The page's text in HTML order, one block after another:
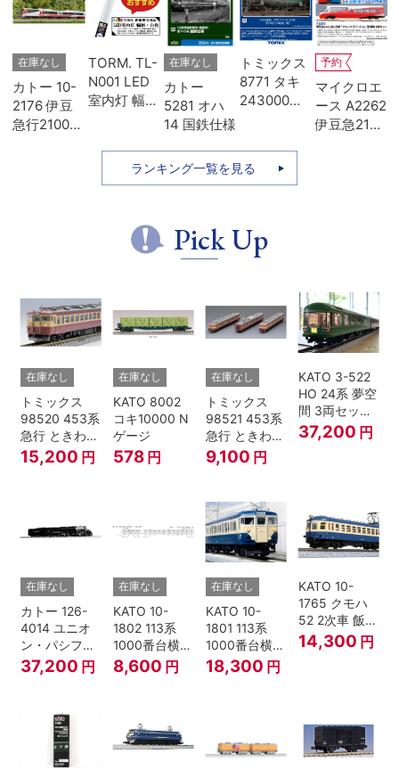
狭
白
在庫なし
カトー
5281 オハ
14 国鉄仕様
トミックス
8771 タキ
243000形
日本石油輸
予約
マイクロエ
ース A2262
伊豆急2100
ルファ・リ
ゾート21 登
トミックス
8770 タキ
243000形
日本オイル
ル･青
TORM. TL-
N013 LED
室内灯 Kタ
イプ・白色
ランキング一覧を見る
Pick Up
在庫なし
トミックス
98520 453系
急行 ときわ
基本4両セッ
ト Nゲージ
15,200 円
在庫なし
KATO 8002
コキ10000 N
ゲージ
578 円
在庫なし
トミックス
98521 453系
急行 ときわ
増結3両セッ
ト Nゲージ
9,100 円
KATO 3-522
HO 24系 夢空
間 3両セット
HOゲージ
37,200 円
在庫なし
カトー 126-
4014 ユニオ
ン・パシフィ
ック鉄道 ビッ
グボーイ＃
37,200 円
在庫なし
KATO 10-
1802 113系
1000番台横須
賀・総武快速
線 増結4両セ
8,600 円
在庫なし
KATO 10-
1801 113系
1000番台横須
賀・総武快速
線 基本7両セ
18,300 円
KATO 10-
1765 クモハ
52 2次車 飯田
線 4両セット
Nゲージ
14,300 円